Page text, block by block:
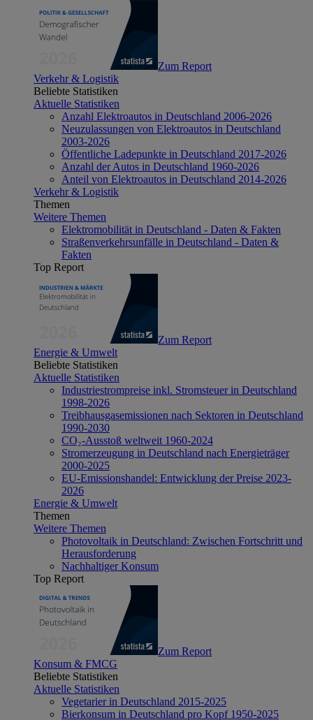
Zum Report
Verkehr & Logistik
Beliebte Statistiken
Aktuelle Statistiken
Anzahl Elektroautos in Deutschland 2006-2026
Neuzulassungen von Elektroautos in Deutschland
2003-2026
Öffentliche Ladepunkte in Deutschland 2017-2026
Anzahl der Autos in Deutschland 1960-2026
Anteil von Elektroautos in Deutschland 2014-2026
Verkehr & Logistik
Themen
Weitere Themen
Elektromobilität in Deutschland - Daten & Fakten
Straßenverkehrsunfälle in Deutschland - Daten &
Fakten
Top Report
Zum Report
Energie & Umwelt
Beliebte Statistiken
Aktuelle Statistiken
Industriestrompreise inkl. Stromsteuer in Deutschland
1998-2026
Treibhausgasemissionen nach Sektoren in Deutschland
1990-2030
CO₂-Ausstoß weltweit 1960-2024
Stromerzeugung in Deutschland nach Energieträger
2000-2025
EU-Emissionshandel: Entwicklung der Preise 2023-
2026
Energie & Umwelt
Themen
Weitere Themen
Photovoltaik in Deutschland: Zwischen Fortschritt und
Herausforderung
Nachhaltiger Konsum
Top Report
Zum Report
Konsum & FMCG
Beliebte Statistiken
Aktuelle Statistiken
Vegetarier in Deutschland 2015-2025
Bierkonsum in Deutschland pro Kopf 1950-2025